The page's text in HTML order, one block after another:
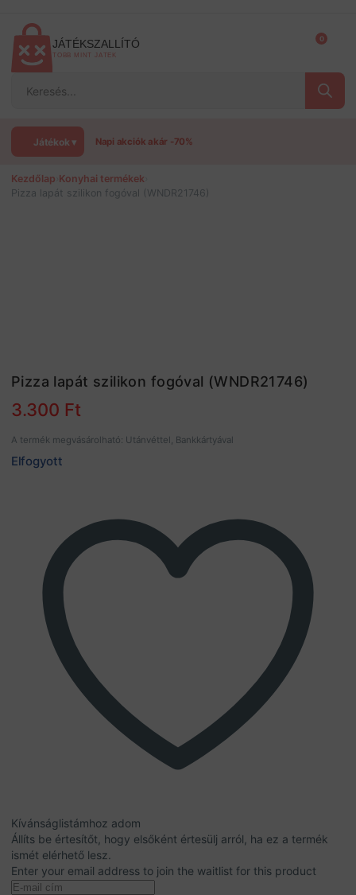
tartalomraJÁTÉKSZALLÍTÓ
TÖBB MINT JÁTÉK
search
0
Játékok ▾ Napi akciók akár -70%
Kezdőlap Konyhai termékek
Pizza lapát szilikon fogóval (WNDR21746)
Pizza lapát szilikon fogóval (WNDR21746)
3.300 Ft
A termék megvásárolható: Utánvéttel, Bankkártyával
Elfogyott
Kívánságlistámhoz adom
Állíts be értesítőt, hogy elsőként értesülj arról, ha ez a termék
ismét elérhető lesz.
Enter your email address to join the waitlist for this product